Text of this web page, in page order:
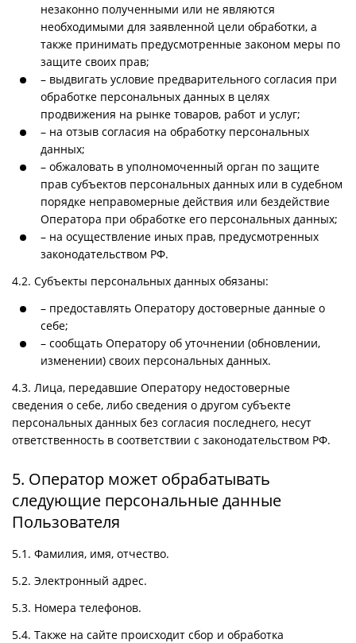
незаконно полученными или не являются
необходимыми для заявленной цели обработки, а
также принимать предусмотренные законом меры по
защите своих прав;
– выдвигать условие предварительного согласия при
обработке персональных данных в целях
продвижения на рынке товаров, работ и услуг;
– на отзыв согласия на обработку персональных
данных;
– обжаловать в уполномоченный орган по защите
прав субъектов персональных данных или в судебном
порядке неправомерные действия или бездействие
Оператора при обработке его персональных данных;
– на осуществление иных прав, предусмотренных
законодательством РФ.
4.2. Субъекты персональных данных обязаны:
– предоставлять Оператору достоверные данные о
себе;
– сообщать Оператору об уточнении (обновлении,
изменении) своих персональных данных.
4.3. Лица, передавшие Оператору недостоверные
сведения о себе, либо сведения о другом субъекте
персональных данных без согласия последнего, несут
ответственность в соответствии с законодательством РФ.
5. Оператор может обрабатывать
следующие персональные данные
Пользователя
5.1. Фамилия, имя, отчество.
5.2. Электронный адрес.
5.3. Номера телефонов.
5.4. Также на сайте происходит сбор и обработка